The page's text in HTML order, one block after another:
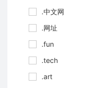
.中文网
.网址
.fun
.tech
.art